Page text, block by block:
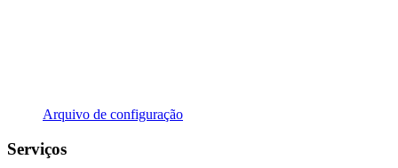
Arquivo de configuração
Serviços